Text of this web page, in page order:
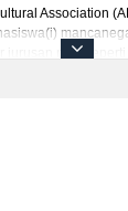
Association
riset